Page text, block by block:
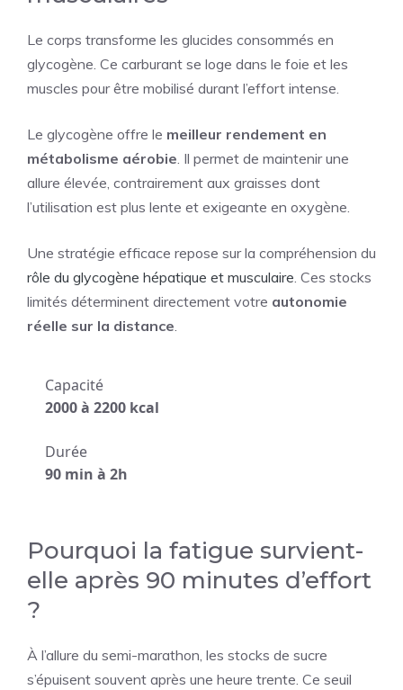
Le corps transforme les glucides consommés en
glycogène. Ce carburant se loge dans le foie et les
muscles pour être mobilisé durant l’effort intense.
Le glycogène offre le meilleur rendement en
métabolisme aérobie. Il permet de maintenir une
allure élevée, contrairement aux graisses dont
l’utilisation est plus lente et exigeante en oxygène.
Une stratégie efficace repose sur la compréhension du
rôle du glycogène hépatique et musculaire. Ces stocks
limités déterminent directement votre autonomie
réelle sur la distance.
Capacité
2000 à 2200 kcal
Durée
90 min à 2h
Pourquoi la fatigue survient-
elle après 90 minutes d’effort
?
À l’allure du semi-marathon, les stocks de sucre
s’épuisent souvent après une heure trente. Ce seuil